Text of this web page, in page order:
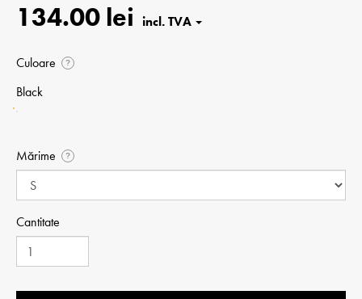
134.00 lei
Culoare ?
Black
Mărime ?
Cantitate